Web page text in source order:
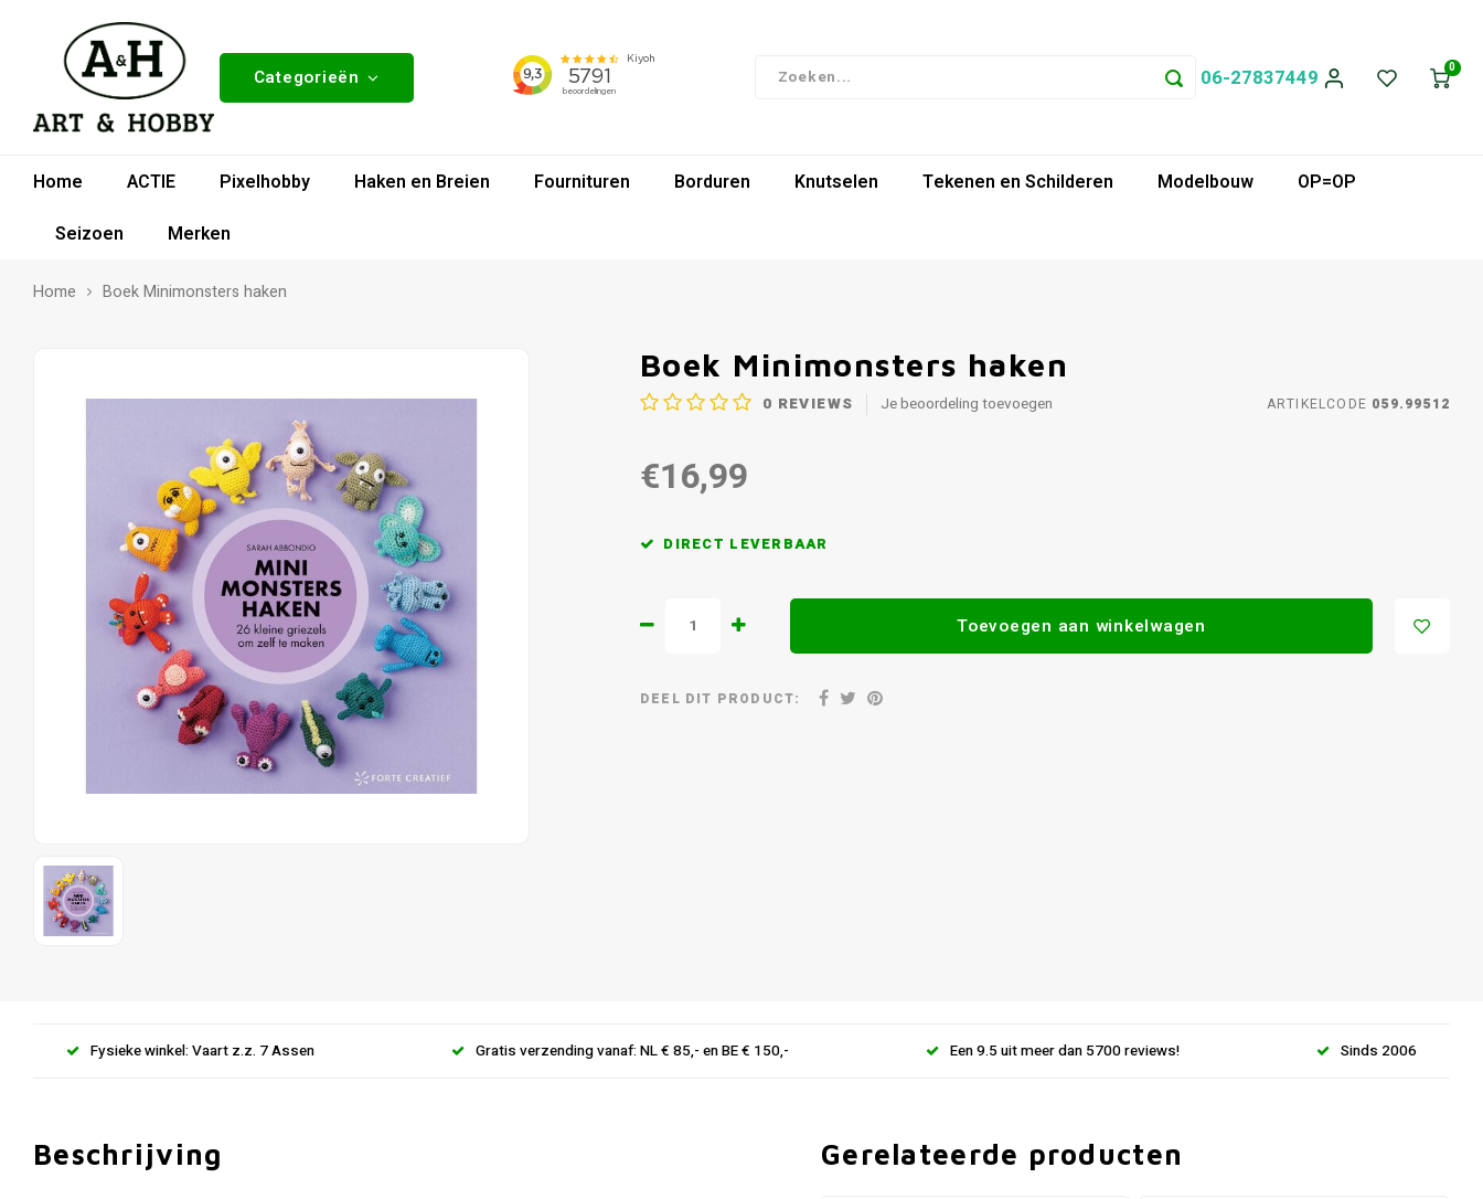
Categorieën 06-27837449 0
Home ACTIE Pixelhobby Haken en Breien Fournituren Borduren Knutselen Tekenen en Schilderen Modelbouw
OP=OP
Seizoen
Merken
Home Boek Minimonsters haken
Boek Minimonsters haken
0 REVIEWS Je beoordeling toevoegen ARTIKELCODE 059.99512
€16,99
DIRECT LEVERBAAR
Toevoegen aan winkelwagen
DEEL DIT PRODUCT:
Fysieke winkel: Vaart z.z. 7 Assen Gratis verzending vanaf: NL € 85,- en BE € 150,- Een 9.5 uit meer dan 5700 reviews! Sinds 2006
Beschrijving Gerelateerde producten